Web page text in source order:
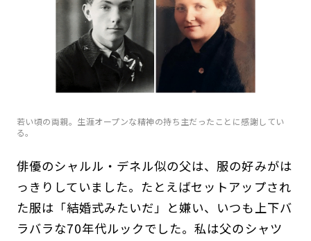
若い頃の両親。生涯オープンな精神の持ち主だったことに感謝してい
る。
俳優のシャルル・デネル似の父は、服の好みがは
っきりしていました。たとえばセットアップされ
た服は「結婚式みたいだ」と嫌い、いつも上下バ
ラバラな70年代ルックでした。私は父のシャツ